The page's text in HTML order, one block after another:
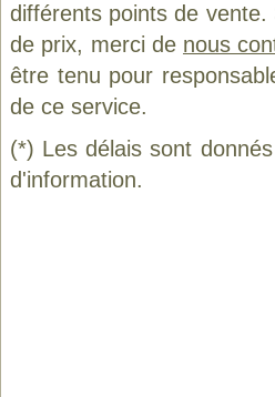
différents points de
de prix, merci de nous
être tenu pour
de ce service.
(*) Les délais sont
d'information.